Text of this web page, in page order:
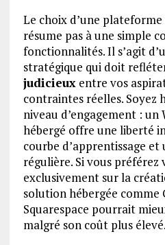
Le choix d’une plateforme
résume pas à une simple
fonctionnalités. Il s’agit
stratégique qui doit
judicieux entre vos
contraintes réelles. Soyez
niveau d’engagement : un
hébergé offre une liberté
courbe d’apprentissage
régulière. Si vous
exclusivement sur la
solution hébergée comme
Squarespace pourrait
malgré son coût plus élevé.